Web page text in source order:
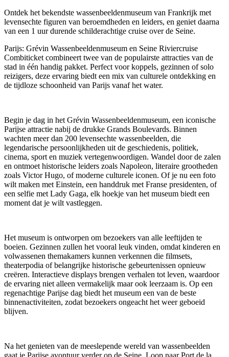
Ontdek het bekendste wassenbeeldenmuseum van Frankrijk met
levensechte figuren van beroemdheden en leiders, en geniet daarna
van een 1 uur durende schilderachtige cruise over de Seine.
Parijs: Grévin Wassenbeeldenmuseum en Seine Riviercruise
Combiticket combineert twee van de populairste attracties van de
stad in één handig pakket. Perfect voor koppels, gezinnen of solo
reizigers, deze ervaring biedt een mix van culturele ontdekking en
de tijdloze schoonheid van Parijs vanaf het water.
Begin je dag in het Grévin Wassenbeeldenmuseum, een iconische
Parijse attractie nabij de drukke Grands Boulevards. Binnen
wachten meer dan 200 levensechte wassenbeelden, die
legendarische persoonlijkheden uit de geschiedenis, politiek,
cinema, sport en muziek vertegenwoordigen. Wandel door de zalen
en ontmoet historische leiders zoals Napoleon, literaire grootheden
zoals Victor Hugo, of moderne culturele iconen. Of je nu een foto
wilt maken met Einstein, een handdruk met Franse presidenten, of
een selfie met Lady Gaga, elk hoekje van het museum biedt een
moment dat je wilt vastleggen.
Het museum is ontworpen om bezoekers van alle leeftijden te
boeien. Gezinnen zullen het vooral leuk vinden, omdat kinderen en
volwassenen themakamers kunnen verkennen die filmsets,
theaterpodia of belangrijke historische gebeurtenissen opnieuw
creëren. Interactieve displays brengen verhalen tot leven, waardoor
de ervaring niet alleen vermakelijk maar ook leerzaam is. Op een
regenachtige Parijse dag biedt het museum een van de beste
binnenactiviteiten, zodat bezoekers ongeacht het weer geboeid
blijven.
Na het genieten van de meeslepende wereld van wassenbeelden
gaat je Parijse avontuur verder op de Seine. Loop naar Port de la